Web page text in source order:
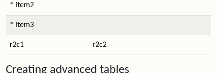
* item2
* item3
r2c1 r2c2
Creating advanced tables